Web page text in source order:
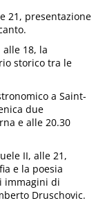
21, presentazione
alle 18, la
storico tra le
a Saint-
due
e alle 20.30
II, alle 21,
e la poesia
immagini di
Druschovic.